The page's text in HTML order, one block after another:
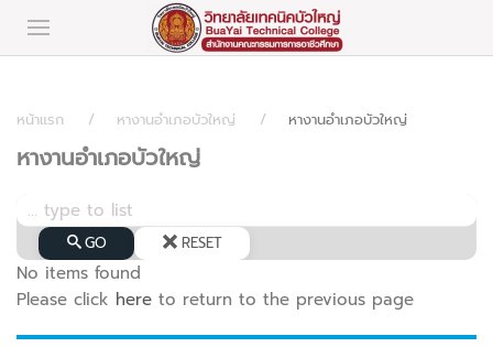
หน้าแรก หางานอำเภอบัวใหญ่ หางานอำเภอบัวใหญ่
หางานอำเภอบัวใหญ่
GO RESET
No items found
Please click here to return to the previous page